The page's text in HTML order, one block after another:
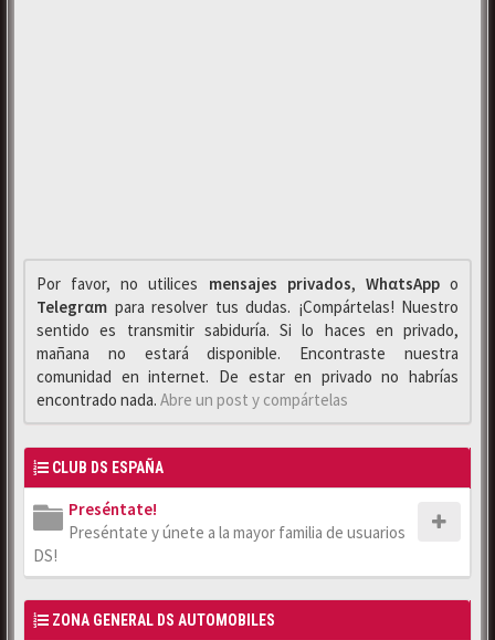
Por favor, no utilices mensajes privados, WhαtsAppo
Telegrαm para resolver tus dudas. ¡Compártelas! Nuestro
sentido es transmitir sabiduría. Si lo haces en privado,
mañana no estará disponible. Encontraste nuestra
comunidad en internet. De estar en privado no habrías
encontrado nada. Abre un post y compártelas
CLUB DS ESPAÑA
Preséntate!
Preséntate y únete a la mayor familia de usuarios
DS!
ZONA GENERAL DS AUTOMOBILES